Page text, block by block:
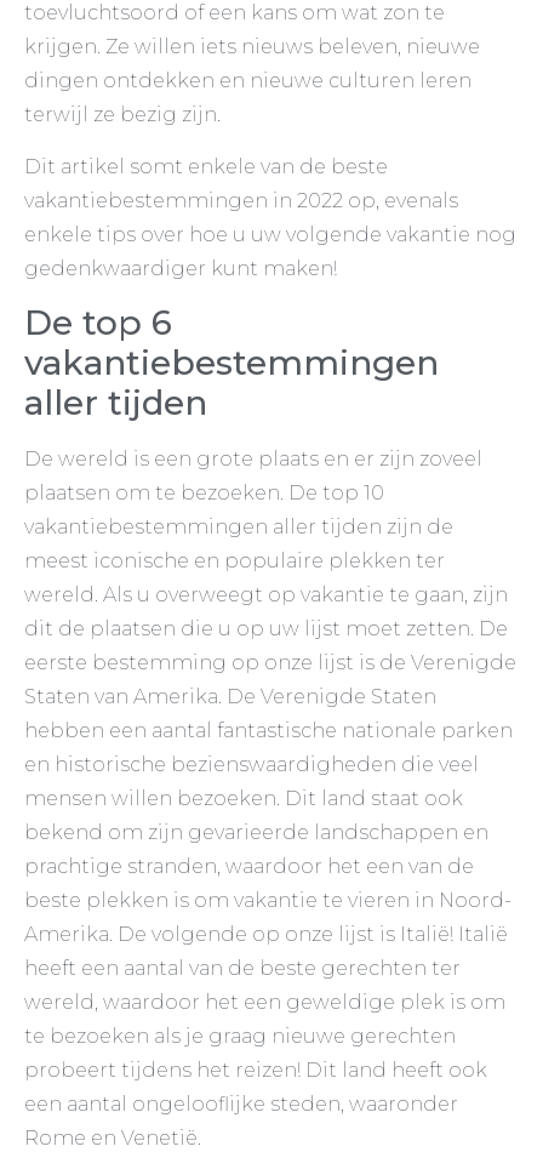
toevluchtsoord of een kans om wat zon te
krijgen. Ze willen iets nieuws beleven, nieuwe
dingen ontdekken en nieuwe culturen leren
terwijl ze bezig zijn.
Dit artikel somt enkele van de beste
vakantiebestemmingen in 2022 op, evenals
enkele tips over hoe u uw volgende vakantie nog
gedenkwaardiger kunt maken!
De top 6
vakantiebestemmingen
aller tijden
De wereld is een grote plaats en er zijn zoveel
plaatsen om te bezoeken. De top 10
vakantiebestemmingen aller tijden zijn de
meest iconische en populaire plekken ter
wereld. Als u overweegt op vakantie te gaan, zijn
dit de plaatsen die u op uw lijst moet zetten. De
eerste bestemming op onze lijst is de Verenigde
Staten van Amerika. De Verenigde Staten
hebben een aantal fantastische nationale parken
en historische bezienswaardigheden die veel
mensen willen bezoeken. Dit land staat ook
bekend om zijn gevarieerde landschappen en
prachtige stranden, waardoor het een van de
beste plekken is om vakantie te vieren in Noord-
Amerika. De volgende op onze lijst is Italië! Italië
heeft een aantal van de beste gerechten ter
wereld, waardoor het een geweldige plek is om
te bezoeken als je graag nieuwe gerechten
probeert tijdens het reizen! Dit land heeft ook
een aantal ongelooflijke steden, waaronder
Rome en Venetië.